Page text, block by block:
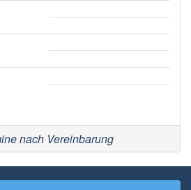
nach Vereinbarung